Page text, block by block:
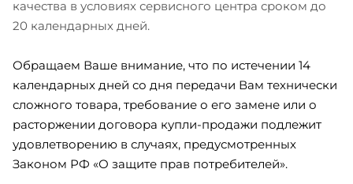
качества в условиях сервисного центра сроком до
20 календарных дней.
Обращаем Ваше внимание, что по истечении 14
календарных дней со дня передачи Вам технически
сложного товара, требование о его замене или о
расторжении договора купли-продажи подлежит
удовлетворению в случаях, предусмотренных
Законом РФ «О защите прав потребителей».